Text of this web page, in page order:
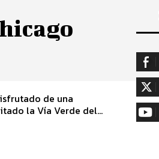
de una
la Vía Verde del...